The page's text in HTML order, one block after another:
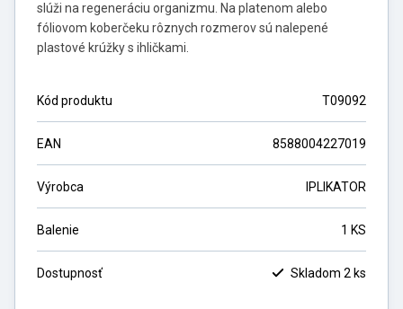
slúži na regeneráciu organizmu. Na platenom alebo
fóliovom koberčeku rôznych rozmerov sú nalepené
plastové krúžky s ihličkami.
Kód produktu T09092
EAN 8588004227019
Výrobca IPLIKATOR
Balenie 1 KS
Dostupnosť Skladom 2 ks